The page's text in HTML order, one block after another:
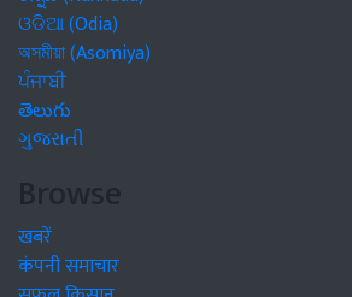
ଓଡିଆ (Odia)
অসমীয়া (Asomiya)
ਪੰਜਾਬੀ
తెలుగు
ગુજરાતી
Browse
खबरें
कंपनी समाचार